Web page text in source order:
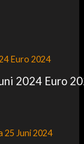
2024 Euro